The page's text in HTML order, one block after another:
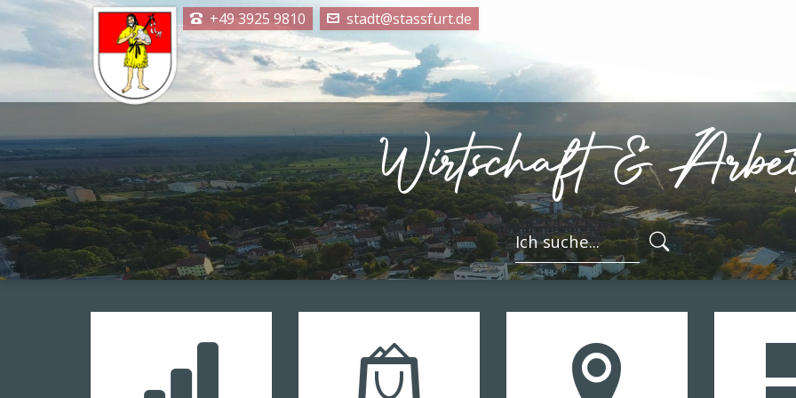
+49 3925 9810 stadt@stassfurt.de
Wirtschaft &